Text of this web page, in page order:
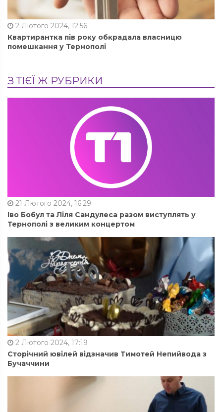
2 Лютого 2024, 12:56
Квартирантка пів року обкрадала власницю
помешкання у Тернополі
З ТІЄЇ Ж РУБРИКИ
21 Лютого 2024, 16:29
Іво Бобул та Ліля Сандулеса разом виступлять у
Тернополі з великим концертом
2 Лютого 2024, 17:19
Сторічний ювілей відзначив Тимотей Непийвода з
Бучаччини